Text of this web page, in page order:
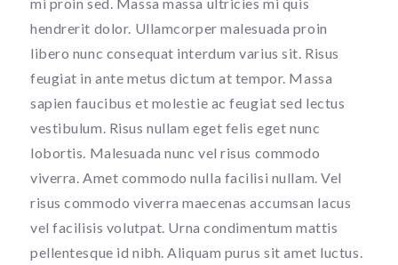
hendrerit dolor. Ullamcorper malesuada proin
libero nunc consequat interdum varius sit. Risus
feugiat in ante metus dictum at tempor. Massa
sapien faucibus et molestie ac feugiat sed lectus
vestibulum. Risus nullam eget felis eget nunc
lobortis. Malesuada nunc vel risus commodo
viverra. Amet commodo nulla facilisi nullam. Vel
risus commodo viverra maecenas accumsan lacus
vel facilisis volutpat. Urna condimentum mattis
pellentesque id nibh. Aliquam purus sit amet luctus.